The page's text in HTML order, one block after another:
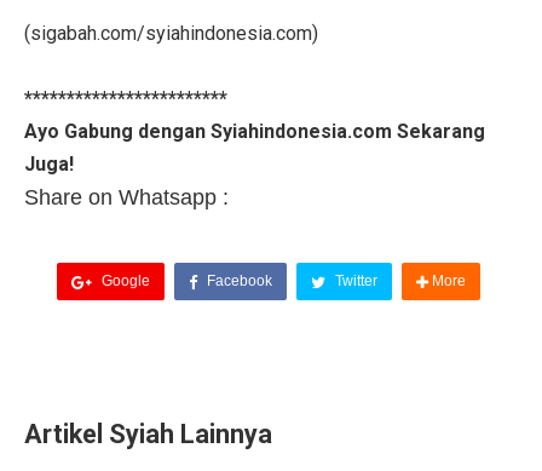
(sigabah.com/syiahindonesia.com)
************************
Ayo Gabung dengan Syiahindonesia.com Sekarang
Juga!
Share on Whatsapp :
Google Facebook Twitter More
Artikel Syiah Lainnya